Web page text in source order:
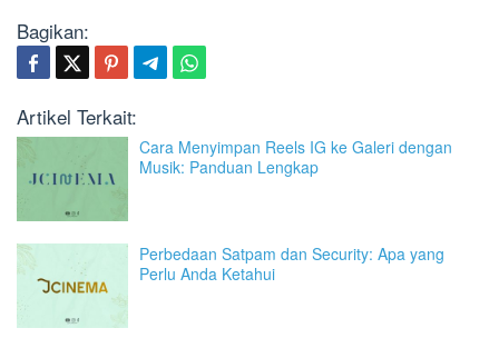
Bagikan:
Artikel Terkait:
Cara Menyimpan Reels IG ke Galeri dengan
Musik: Panduan Lengkap
Perbedaan Satpam dan Security: Apa yang
Perlu Anda Ketahui